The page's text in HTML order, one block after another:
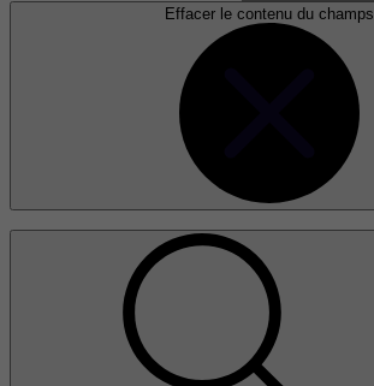
Effacer le contenu du champs